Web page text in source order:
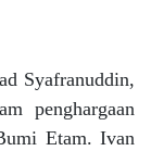
Syafranuddin,
penghargaan
Etam. Ivan